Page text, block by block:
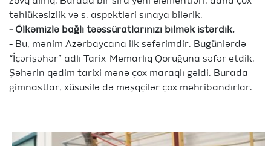
təhlükəsizlik və s. aspektləri sınaya bilərik.
- Ölkəmizlə bağlı təəssüratlarınızı bilmək istərdik.
- Bu, mənim Azərbaycana ilk səfərimdir. Bugünlərdə
“İçərişəhər” adlı Tarix-Memarlıq Qoruğuna səfər etdik.
Şəhərin qədim tarixi mənə çox maraqlı gəldi. Burada
gimnastlar, xüsusilə də məşqçilər çox mehribandırlar.